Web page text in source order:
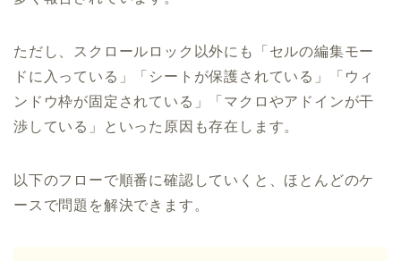
ただし、スクロールロック以外にも「セルの編集モー
ドに入っている」「シートが保護されている」「ウィ
ンドウ枠が固定されている」「マクロやアドインが干
渉している」といった原因も存在します。
以下のフローで順番に確認していくと、ほとんどのケ
ースで問題を解決できます。